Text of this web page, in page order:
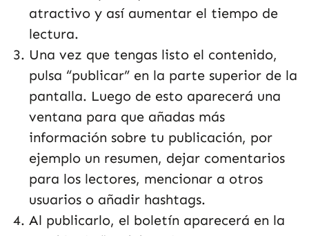
atractivo y así aumentar el tiempo de
lectura.
Una vez que tengas listo el contenido,
pulsa “publicar” en la parte superior de la
pantalla. Luego de esto aparecerá una
ventana para que añadas más
información sobre tu publicación, por
ejemplo un resumen, dejar comentarios
para los lectores, mencionar a otros
usuarios o añadir hashtags.
Al publicarlo, el boletín aparecerá en la